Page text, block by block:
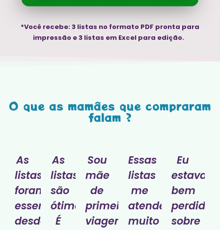
*Você recebe: 3 listas no formato PDF pronta para
impressão e 3 listas em Excel para edição.
O que as mamães que compraram
falam ?
As
listas
foram
essenciais
desde
As
listas
são
ótimas.
É
Sou
mãe
de
primeira
viagem.
Essas
listas
me
atendeu
muito
Eu
estava
bem
perdida
sobre